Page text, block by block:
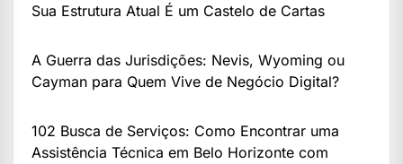
Sua Estrutura Atual É um Castelo de Cartas
A Guerra das Jurisdições: Nevis, Wyoming ou
Cayman para Quem Vive de Negócio Digital?
102 Busca de Serviços: Como Encontrar uma
Assistência Técnica em Belo Horizonte com